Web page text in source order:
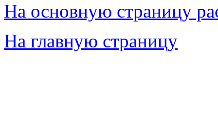
На основную страницу
На главную страницу